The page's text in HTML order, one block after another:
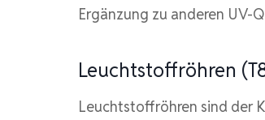
Ergänzung zu anderen UV-
Leuchtstoffröhren
Leuchtstoffröhren sind der